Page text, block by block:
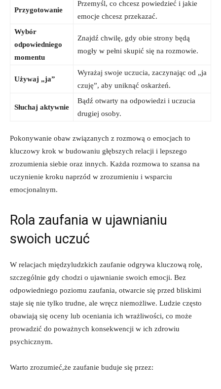
Przygotowanie
Przemyśl, co chcesz powiedzieć i jakie
emocje chcesz przekazać.
Wybór
odpowiedniego
momentu
Znajdź chwilę, gdy obie strony będą
mogły w pełni skupić się na rozmowie.
Używaj „ja”
Wyrażaj swoje uczucia, zaczynając od „ja
czuję”, aby uniknąć oskarżeń.
Słuchaj aktywnie
Bądź otwarty na odpowiedzi i uczucia
drugiej osoby.
Pokonywanie obaw związanych z rozmową o emocjach to
kluczowy krok w budowaniu głębszych relacji i lepszego
zrozumienia siebie oraz innych. Każda rozmowa to szansa na
uczynienie kroku naprzód w zrozumieniu i wsparciu
emocjonalnym.
Rola zaufania w ujawnianiu
swoich uczuć
W relacjach międzyludzkich zaufanie odgrywa kluczową rolę,
szczególnie gdy chodzi o ujawnianie swoich emocji. Bez
odpowiedniego poziomu zaufania, otwarcie się przed bliskimi
staje się nie tylko trudne, ale wręcz niemożliwe. Ludzie często
obawiają się oceny lub oceniania ich wrażliwości, co może
prowadzić do poważnych konsekwencji w ich zdrowiu
psychicznym.
Warto zrozumieć,że zaufanie buduje się przez: